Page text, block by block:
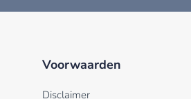
Voorwaarden
Disclaimer